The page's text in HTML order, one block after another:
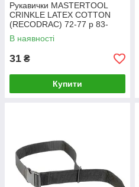
Рукавички MASTERTOOL
CRINKLE LATEX COTTON
(RECODRAC) 72-77 р 83-
0605
В наявності
31 ₴
Купити